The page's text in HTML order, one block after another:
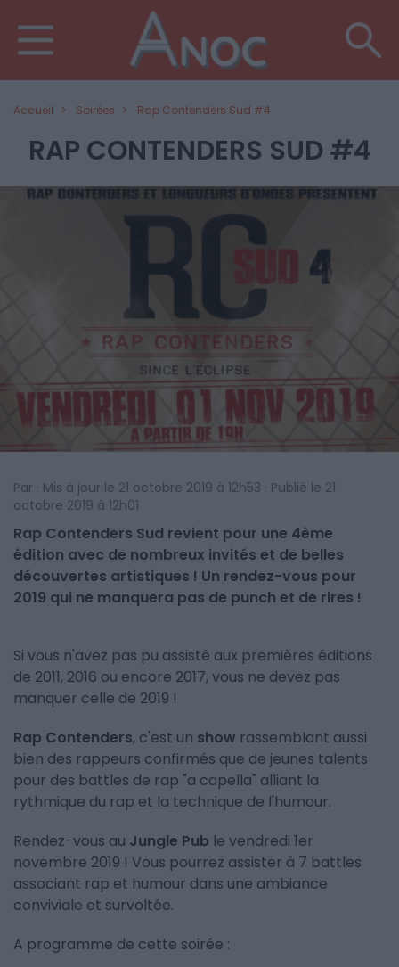
Accueil Soirées Rap Contenders Sud #4
RAP CONTENDERS SUD #4
Par · Mis à jour le 21 octobre 2019 à 12h53 · Publié le 21
octobre 2019 à 12h01
Rap Contenders Sud revient pour une 4ème
édition avec de nombreux invités et de belles
découvertes artistiques ! Un rendez-vous pour
2019 qui ne manquera pas de punch et de rires !
Si vous n'avez pas pu assisté aux premières éditions
de 2011, 2016 ou encore 2017, vous ne devez pas
manquer celle de 2019 !
Rap Contenders, c'est un show rassemblant aussi
bien des rappeurs confirmés que de jeunes talents
pour des battles de rap "a capella" alliant la
rythmique du rap et la technique de l'humour.
Rendez-vous au Jungle Pub le vendredi 1er
novembre 2019 ! Vous pourrez assister à 7 battles
associant rap et humour dans une ambiance
conviviale et survoltée.
A programme de cette soirée :